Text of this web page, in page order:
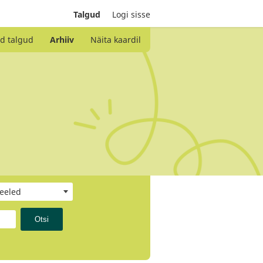
Talgud Logi sisse
talgud Arhiiv Näita kaardil